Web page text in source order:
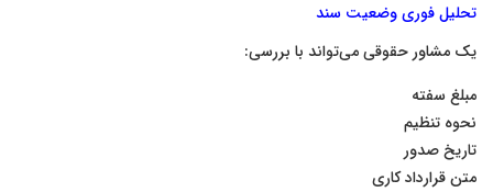
تحلیل فوری وضعیت سند
یک مشاور حقوقی می‌تواند با بررسی:
مبلغ سفته
نحوه تنظیم
تاریخ صدور
متن قرارداد کاری